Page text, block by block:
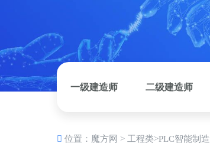
一级建造师 二级建造师
位置： 魔方网 > 工程类>PLC智能制造